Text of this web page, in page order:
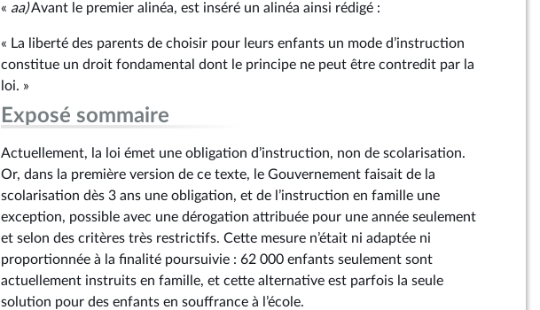
« aa)Avant le premier alinéa, est inséré un alinéa ainsi rédigé :
« La liberté des parents de choisir pour leurs enfants un mode d’instruction
constitue un droit fondamental dont le principe ne peut être contredit par la
loi. »
Exposé sommaire
Actuellement, la loi émet une obligation d’instruction, non de scolarisation.
Or, dans la première version de ce texte, le Gouvernement faisait de la
scolarisation dès 3 ans une obligation, et de l’instruction en famille une
exception, possible avec une dérogation attribuée pour une année seulement
et selon des critères très restrictifs. Cette mesure n’était ni adaptée ni
proportionnée à la finalité poursuivie : 62 000 enfants seulement sont
actuellement instruits en famille, et cette alternative est parfois la seule
solution pour des enfants en souffrance à l’école.